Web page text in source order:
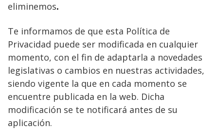
eliminemos.
Te informamos de que esta Política de
Privacidad puede ser modificada en cualquier
momento, con el fin de adaptarla a novedades
legislativas o cambios en nuestras actividades,
siendo vigente la que en cada momento se
encuentre publicada en la web. Dicha
modificación se te notificará antes de su
aplicación.